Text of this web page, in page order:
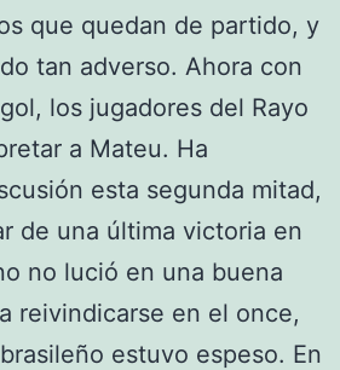
que quedan de partido, y
tan adverso. Ahora con
los jugadores del Rayo
a Mateu. Ha
esta segunda mitad,
de una última victoria en
no lució en una buena
reivindicarse en el once,
estuvo espeso. En